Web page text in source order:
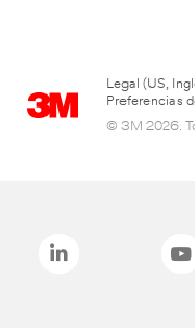
Legal (US,
Preferencias
© 3M 2026.